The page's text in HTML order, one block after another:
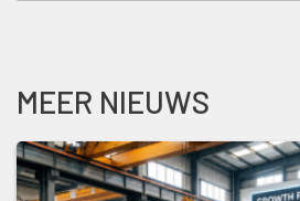
MEER NIEUWS